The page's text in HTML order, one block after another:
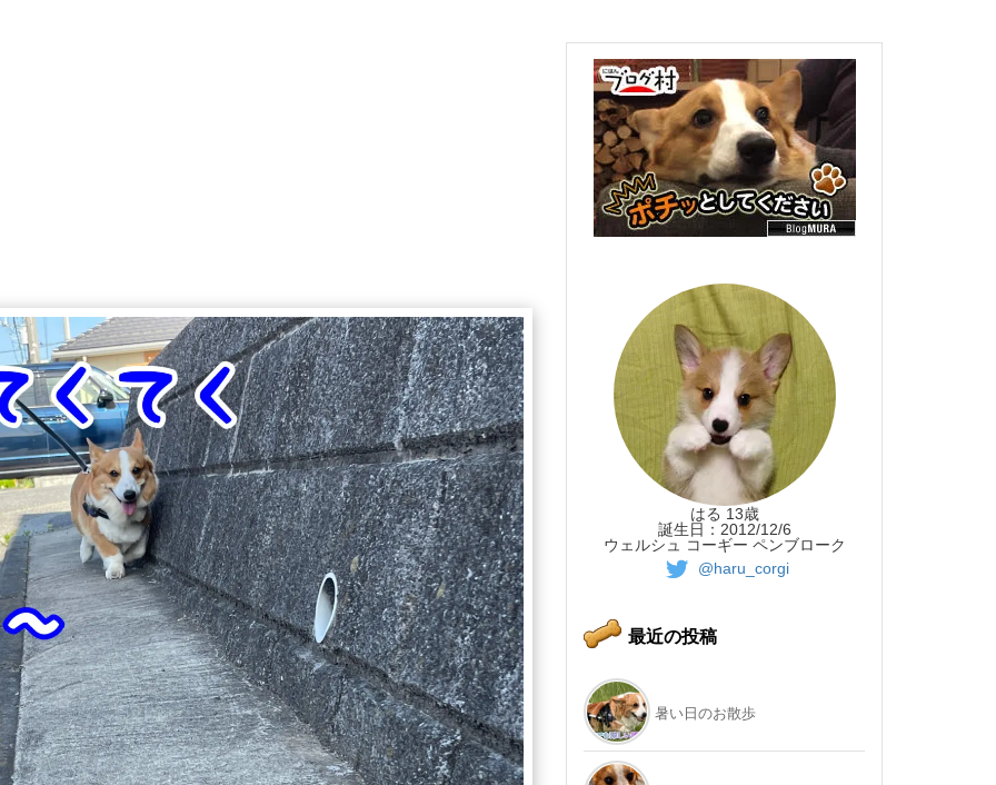
はる 13歳
誕生日：2012/12/6
ウェルシュ コーギー ペンブローク
@haru_corgi
最近の投稿
暑い日のお散歩